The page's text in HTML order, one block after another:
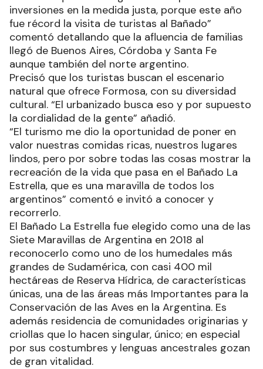
inversiones en la medida justa, porque este año
fue récord la visita de turistas al Bañado”
comentó detallando que la afluencia de familias
llegó de Buenos Aires, Córdoba y Santa Fe
aunque también del norte argentino.
Precisó que los turistas buscan el escenario
natural que ofrece Formosa, con su diversidad
cultural. “El urbanizado busca eso y por supuesto
la cordialidad de la gente” añadió.
“El turismo me dio la oportunidad de poner en
valor nuestras comidas ricas, nuestros lugares
lindos, pero por sobre todas las cosas mostrar la
recreación de la vida que pasa en el Bañado La
Estrella, que es una maravilla de todos los
argentinos” comentó e invitó a conocer y
recorrerlo.
El Bañado La Estrella fue elegido como una de las
Siete Maravillas de Argentina en 2018 al
reconocerlo como uno de los humedales más
grandes de Sudamérica, con casi 400 mil
hectáreas de Reserva Hídrica, de características
únicas, una de las áreas más Importantes para la
Conservación de las Aves en la Argentina. Es
además residencia de comunidades originarias y
criollas que lo hacen singular, único; en especial
por sus costumbres y lenguas ancestrales gozan
de gran vitalidad.